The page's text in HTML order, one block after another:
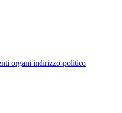
organi indirizzo-politico